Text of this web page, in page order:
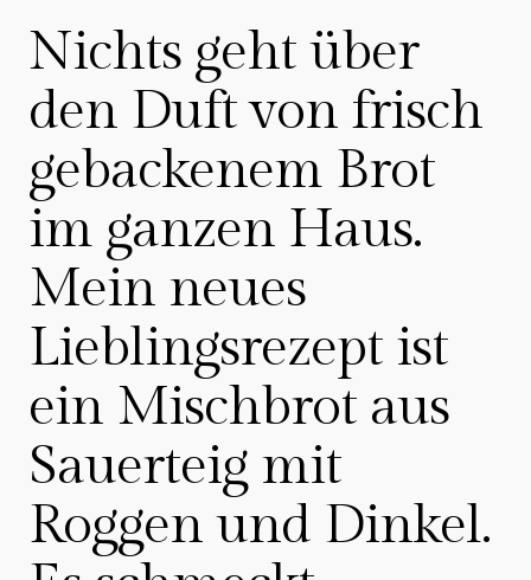
Nichts geht über
den Duft von frisch
gebackenem Brot
im ganzen Haus.
Mein neues
Lieblingsrezept ist
ein Mischbrot aus
Sauerteig mit
Roggen und Dinkel.